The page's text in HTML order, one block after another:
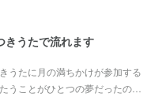
うたで流れます
うたに月の満ちかけが参加する
うことがひとつの夢だったの…